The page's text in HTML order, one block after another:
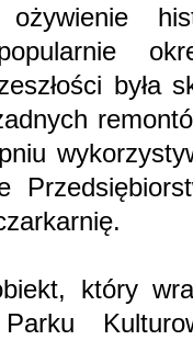
ożywienie
była
który
Parku